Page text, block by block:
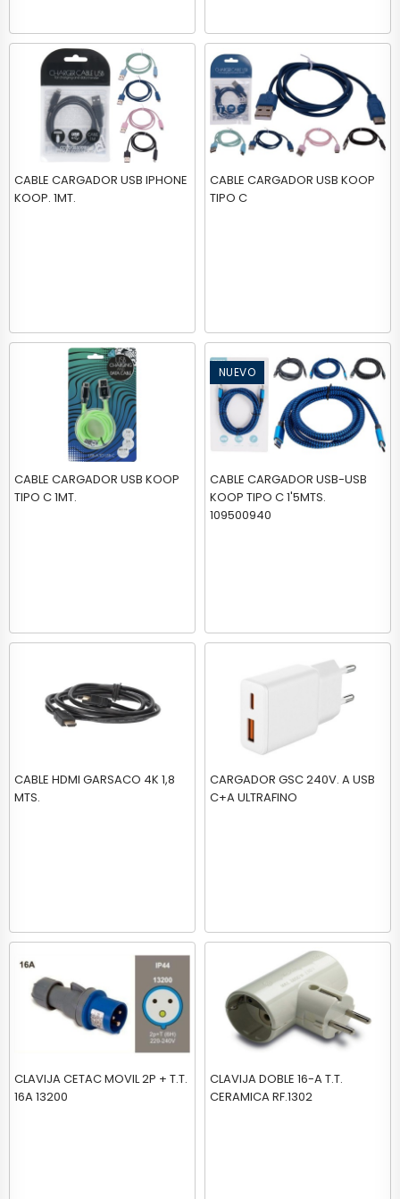
CABLE CARGADOR USB IPHONE
KOOP. 1MT.
CABLE CARGADOR USB KOOP
TIPO C
CABLE CARGADOR USB KOOP
TIPO C 1MT.
NUEVO
CABLE CARGADOR USB-USB
KOOP TIPO C 1'5MTS.
109500940
CABLE HDMI GARSACO 4K 1,8
MTS.
CARGADOR GSC 240V. A USB
C+A ULTRAFINO
CLAVIJA CETAC MOVIL 2P + T.T.
16A 13200
CLAVIJA DOBLE 16-A T.T.
CERAMICA RF.1302